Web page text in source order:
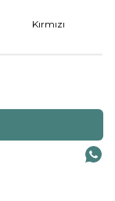
Kırmızı